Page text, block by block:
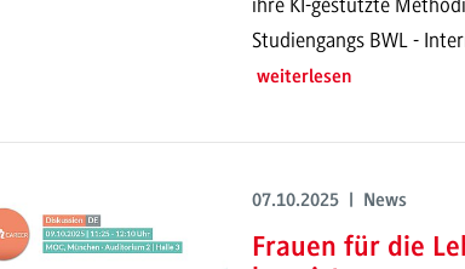
Studiengangs BWL -
weiterlesen
07.10.2025 | News
Frauen für die